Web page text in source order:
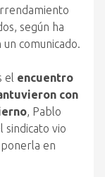
según ha
comunicado.
el encuentro
con
, Pablo
sindicato vio
en